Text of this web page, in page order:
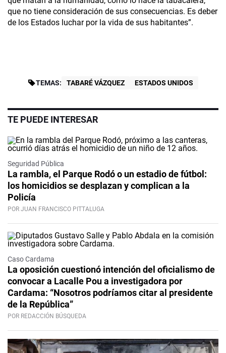
que no tiene consideración de sus consecuencias. Es deber
de los Estados luchar por la vida de sus habitantes”.
TEMAS: TABARÉ VÁZQUEZ ESTADOS UNIDOS
TE PUEDE INTERESAR
Seguridad Pública
La rambla, el Parque Rodó o un estadio de fútbol:
los homicidios se desplazan y complican a la
Policía
POR JUAN FRANCISCO PITTALUGA
Caso Cardama
La oposición cuestionó intención del oficialismo de
convocar a Lacalle Pou a investigadora por
Cardama: “Nosotros podríamos citar al presidente
de la República”
POR REDACCIÓN BÚSQUEDA